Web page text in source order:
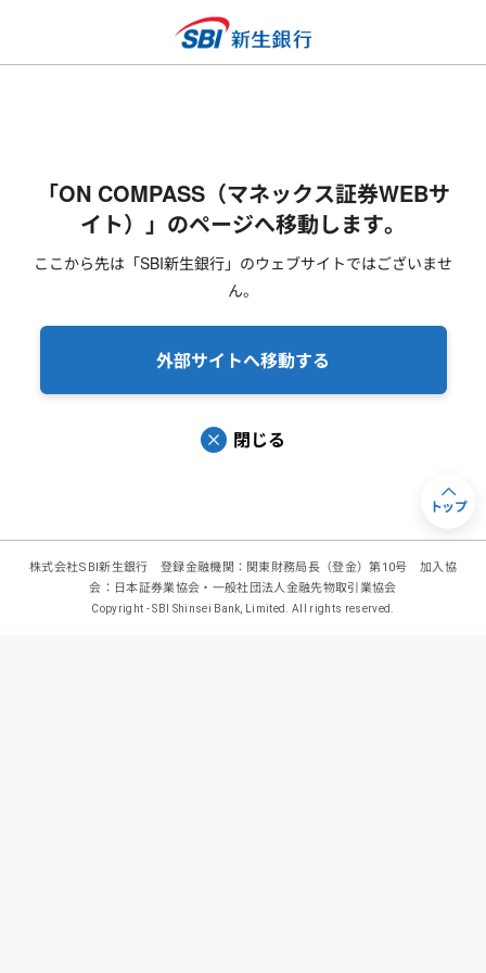
「ON COMPASS（マネックス証券WEBサ
イト）」のページへ移動します。
ここから先は「SBI新生銀行」のウェブサイトではございませ
ん。
外部サイトへ移動する
閉じる
株式会社SBI新生銀行 登録金融機関：関東財務局長（登金）第10号 加入協
会：日本証券業協会・一般社団法人金融先物取引業協会
Copyright - SBI Shinsei Bank, Limited. All rights reserved.
トップ